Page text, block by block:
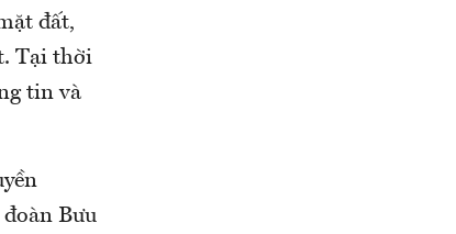
đất,
Tại thời
tin và
Bưu